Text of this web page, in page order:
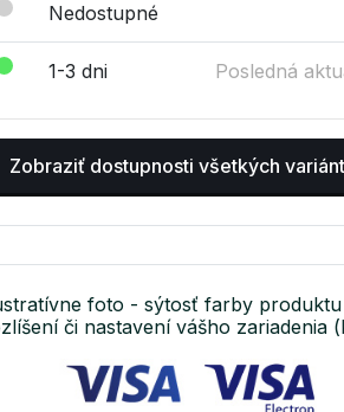
Nedostupné
1-3 dni Posledná
Zobraziť dostupnosti všetkých variánt
foto - sýtosť farby
či nastavení vášho zariadenia